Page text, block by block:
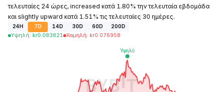
τελευταίες 24 ώρες, increased κατά 1.80% την τελευταία εβδομάδα
και slightly upward κατά 1.51% τις τελευταίες 30 ημέρες.
24H 7D 14D 30D 60D
200D
Υψηλή: kr0.083821 Χαμηλή: kr0.076958